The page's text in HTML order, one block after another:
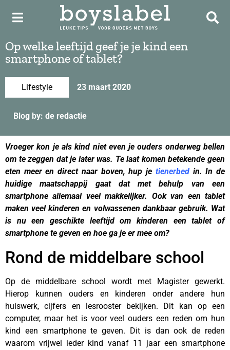
Op welke leeftijd geef je je kind een
smartphone of tablet?
Lifestyle 23 maart 2020
Blog by: de redactie
Vroeger kon je als kind niet even je ouders onderweg bellen
om te zeggen dat je later was. Te laat komen betekende geen
eten meer en direct naar boven, hup je tienerbedin. In de
huidige maatschappij gaat dat met behulp van een
smartphone allemaal veel makkelijker. Ook van een tablet
maken veel kinderen en volwassenen dankbaar gebruik. Wat
is nu een geschikte leeftijd om kinderen een tablet of
smartphone te geven en hoe ga je er mee om?
Rond de middelbare school
Op de middelbare school wordt met Magister gewerkt.
Hierop kunnen ouders en kinderen onder andere hun
huiswerk, cijfers en lesrooster bekijken. Dit kan op een
computer, maar het is voor veel ouders een reden om hun
kind een smartphone te geven. Dit is dan ook de reden
waarom vrijwel ieder kind vanaf 11 jaar een smartphone